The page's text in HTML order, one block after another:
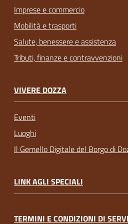
Imprese e commercio
Mobilità e trasporti
Salute, benessere e assistenza
Tributi, finanze e contravvenzioni
VIVERE DOZZA
Eventi
Luoghi
Il Gemello Digitale del Borgo di
LINK AGLI SPECIALI
TERMINI E CONDIZIONI DI